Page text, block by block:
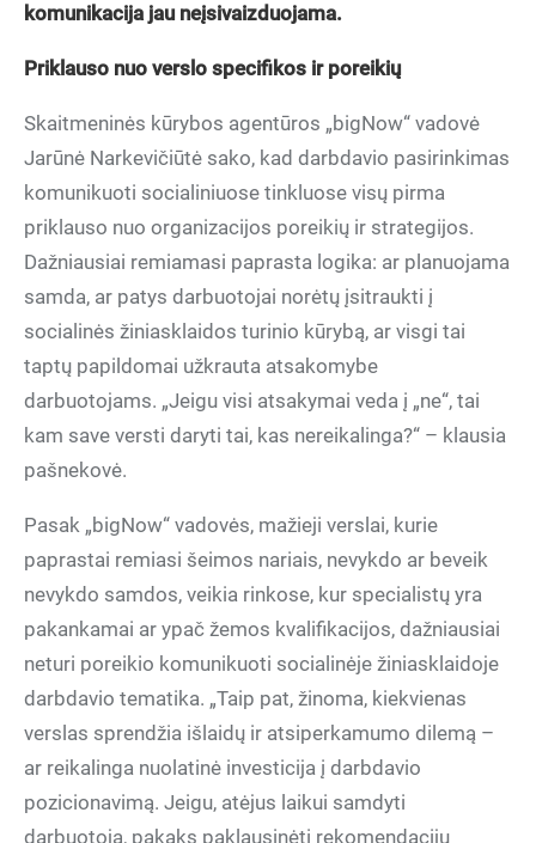
komunikacija jau neįsivaizduojama.
Priklauso nuo verslo specifikos ir poreikių
Skaitmeninės kūrybos agentūros „bigNow“ vadovė
Jarūnė Narkevičiūtė sako, kad darbdavio pasirinkimas
komunikuoti socialiniuose tinkluose visų pirma
priklauso nuo organizacijos poreikių ir strategijos.
Dažniausiai remiamasi paprasta logika: ar planuojama
samda, ar patys darbuotojai norėtų įsitraukti į
socialinės žiniasklaidos turinio kūrybą, ar visgi tai
taptų papildomai užkrauta atsakomybe
darbuotojams. „Jeigu visi atsakymai veda į „ne“, tai
kam save versti daryti tai, kas nereikalinga?“ – klausia
pašnekovė.
Pasak „bigNow“ vadovės, mažieji verslai, kurie
paprastai remiasi šeimos nariais, nevykdo ar beveik
nevykdo samdos, veikia rinkose, kur specialistų yra
pakankamai ar ypač žemos kvalifikacijos, dažniausiai
neturi poreikio komunikuoti socialinėje žiniasklaidoje
darbdavio tematika. „Taip pat, žinoma, kiekvienas
verslas sprendžia išlaidų ir atsiperkamumo dilemą –
ar reikalinga nuolatinė investicija į darbdavio
pozicionavimą. Jeigu, atėjus laikui samdyti
darbuotoją, pakaks paklausinėti rekomendacijų